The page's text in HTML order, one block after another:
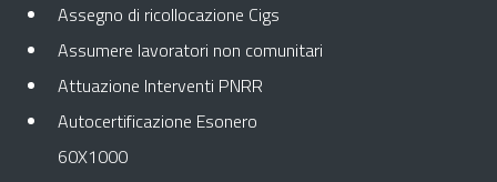
Assegno di ricollocazione Cigs
Assumere lavoratori non comunitari
Attuazione Interventi PNRR
Autocertificazione Esonero
60X1000